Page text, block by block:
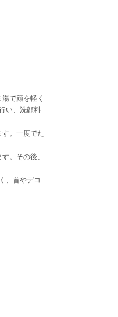
で顔を軽く
い、洗顔料
。一度でた
。その後、
、首やデコ